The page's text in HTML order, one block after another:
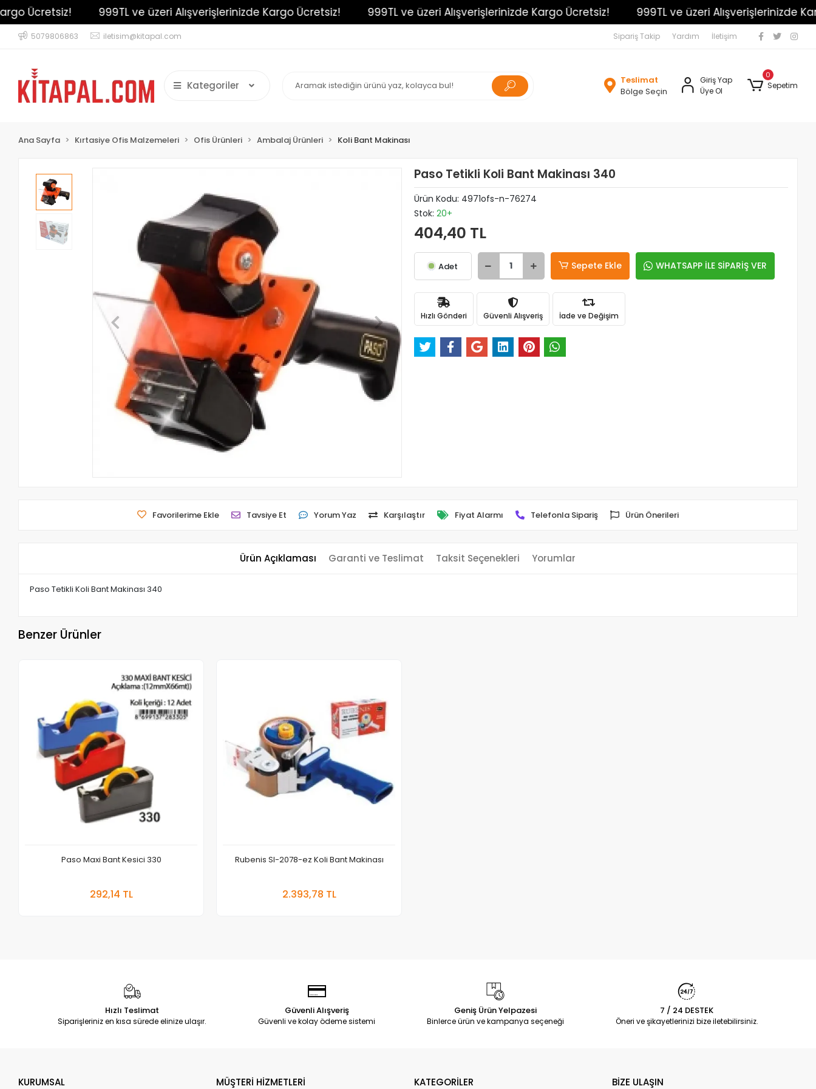
Ücretsiz! 999TL ve üzeri Alışverişlerinizde Kargo Ücretsiz! 999TL ve üzeri Alışverişlerinizde Kargo Ücretsiz! 999TL ve üzeri Alışverişlerinizde
5079806863 iletisim@kitapal.com Sipariş Takip Yardım İletişim
Kategoriler
Teslimat
Bölge Seçin
Giriş Yap
Üye Ol
0
Sepetim
Ana Sayfa Kırtasiye Ofis Malzemeleri Ofis Ürünleri Ambalaj Ürünleri Koli Bant Makinası
Paso Tetikli Koli Bant Makinası 340
Ürün Kodu: 4971ofs-n-76274
Stok: 20+
404,40 TL
Adet Sepete Ekle WHATSAPP İLE SİPARİŞ VER
Hızlı Gönderi Güvenli Alışveriş İade ve Değişim
Favorilerime Ekle Tavsiye Et Yorum Yaz Karşılaştır Fiyat Alarmı Telefonla Sipariş Ürün Önerileri
Ürün Açıklaması Garanti ve Teslimat Taksit Seçenekleri Yorumlar
Paso Tetikli Koli Bant Makinası 340
Benzer Ürünler
Paso Maxi Bant Kesici 330
292,14 TL
Rubenis Sl-2078-ez Koli Bant Makinası
2.393,78 TL
Hızlı Teslimat
Siparişleriniz en kısa sürede elinize ulaşır.
Güvenli Alışveriş
Güvenli ve kolay ödeme sistemi
Geniş Ürün Yelpazesi
Binlerce ürün ve kampanya seçeneği
7 / 24 DESTEK
Öneri ve şikayetlerinizi bize iletebilirsiniz.
KURUMSAL MÜŞTERİ HİZMETLERİ KATEGORİLER BİZE ULAŞIN